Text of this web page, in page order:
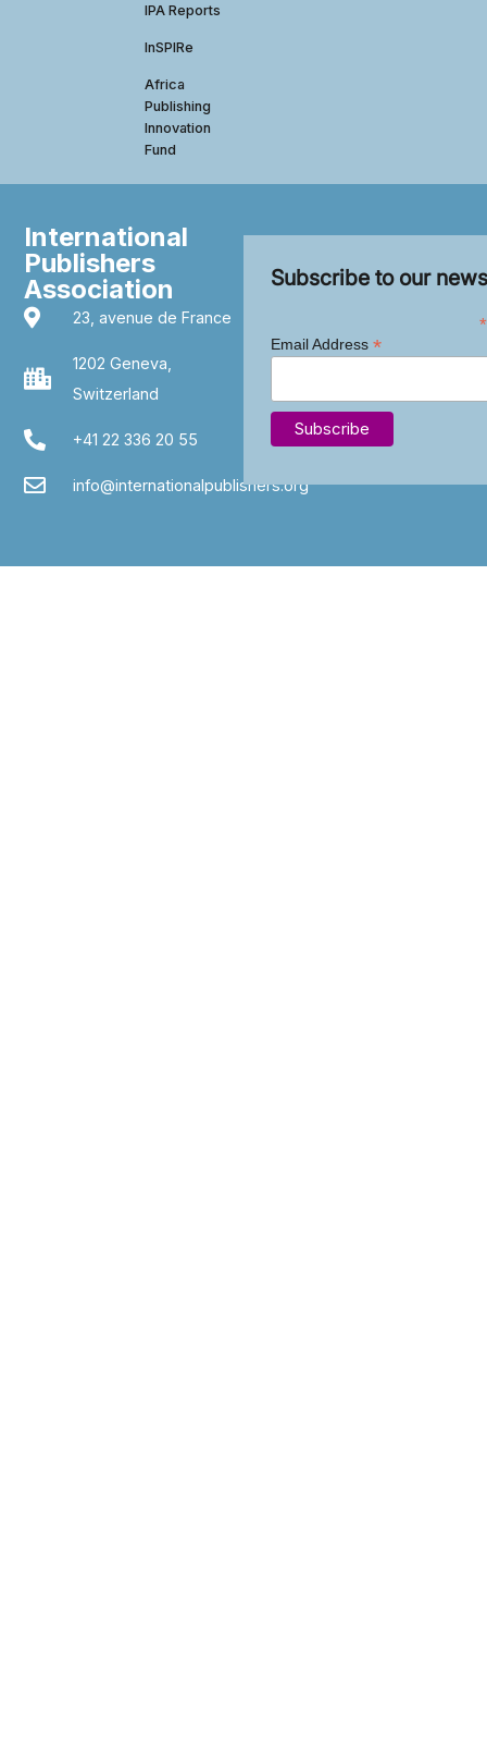
IPA Reports
InSPIRe
Africa
Publishing
Innovation
Fund
International
Publishers
Association
23, avenue de France
1202 Geneva,
Switzerland
+41 22 336 20 55
info@internationalpublishers.org
Subscribe to our
*
Email Address *